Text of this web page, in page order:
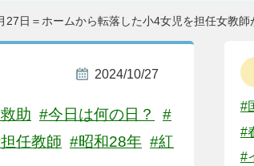
27日＝ホームから転落した小4女児を担任女教
2024/10/27
助 #今日は何の日？
#
任教師 #昭和28年 #紅
#
#
#